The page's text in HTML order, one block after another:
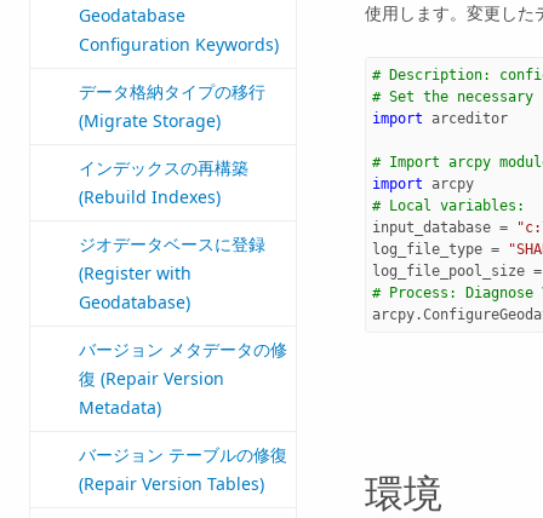
Geodatabase
Configuration Keywords)
データ格納タイプの移行
(Migrate Storage)
インデックスの再構築
(Rebuild Indexes)
ジオデータベースに登録
(Register with
Geodatabase)
バージョン メタデータの修
復 (Repair Version
Metadata)
バージョン テーブルの修復
(Repair Version Tables)
使用します。変更した
# Description:
# Set the necessary
import arceditor
# Import arcpy
import arcpy
# Local variables:
input_database = "c:
log_file_type =
log_file_pool_size =
# Process: Diagnose
arcpy.
環境